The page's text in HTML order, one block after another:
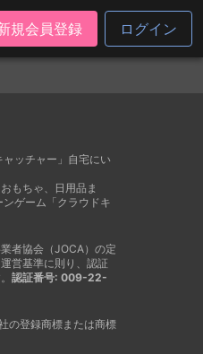
規会員登録 ログイン
ッチャー」自宅にい
もちゃ、日用品ま
ゲーム「クラウドキ
者協会（JOCA）の定
営基準に則り、認証
認証番号: 009-22-
の登録商標または商標